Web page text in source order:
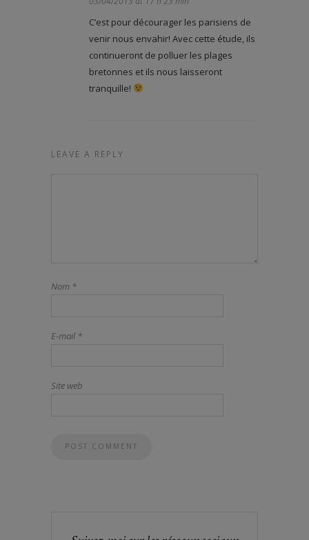
C’est pour décourager les parisiens de
venir nous envahir! Avec cette étude, ils
continueront de polluer les plages
bretonnes et ils nous laisseront
tranquille!
LEAVE A REPLY
Nom *
E-mail*
Site web